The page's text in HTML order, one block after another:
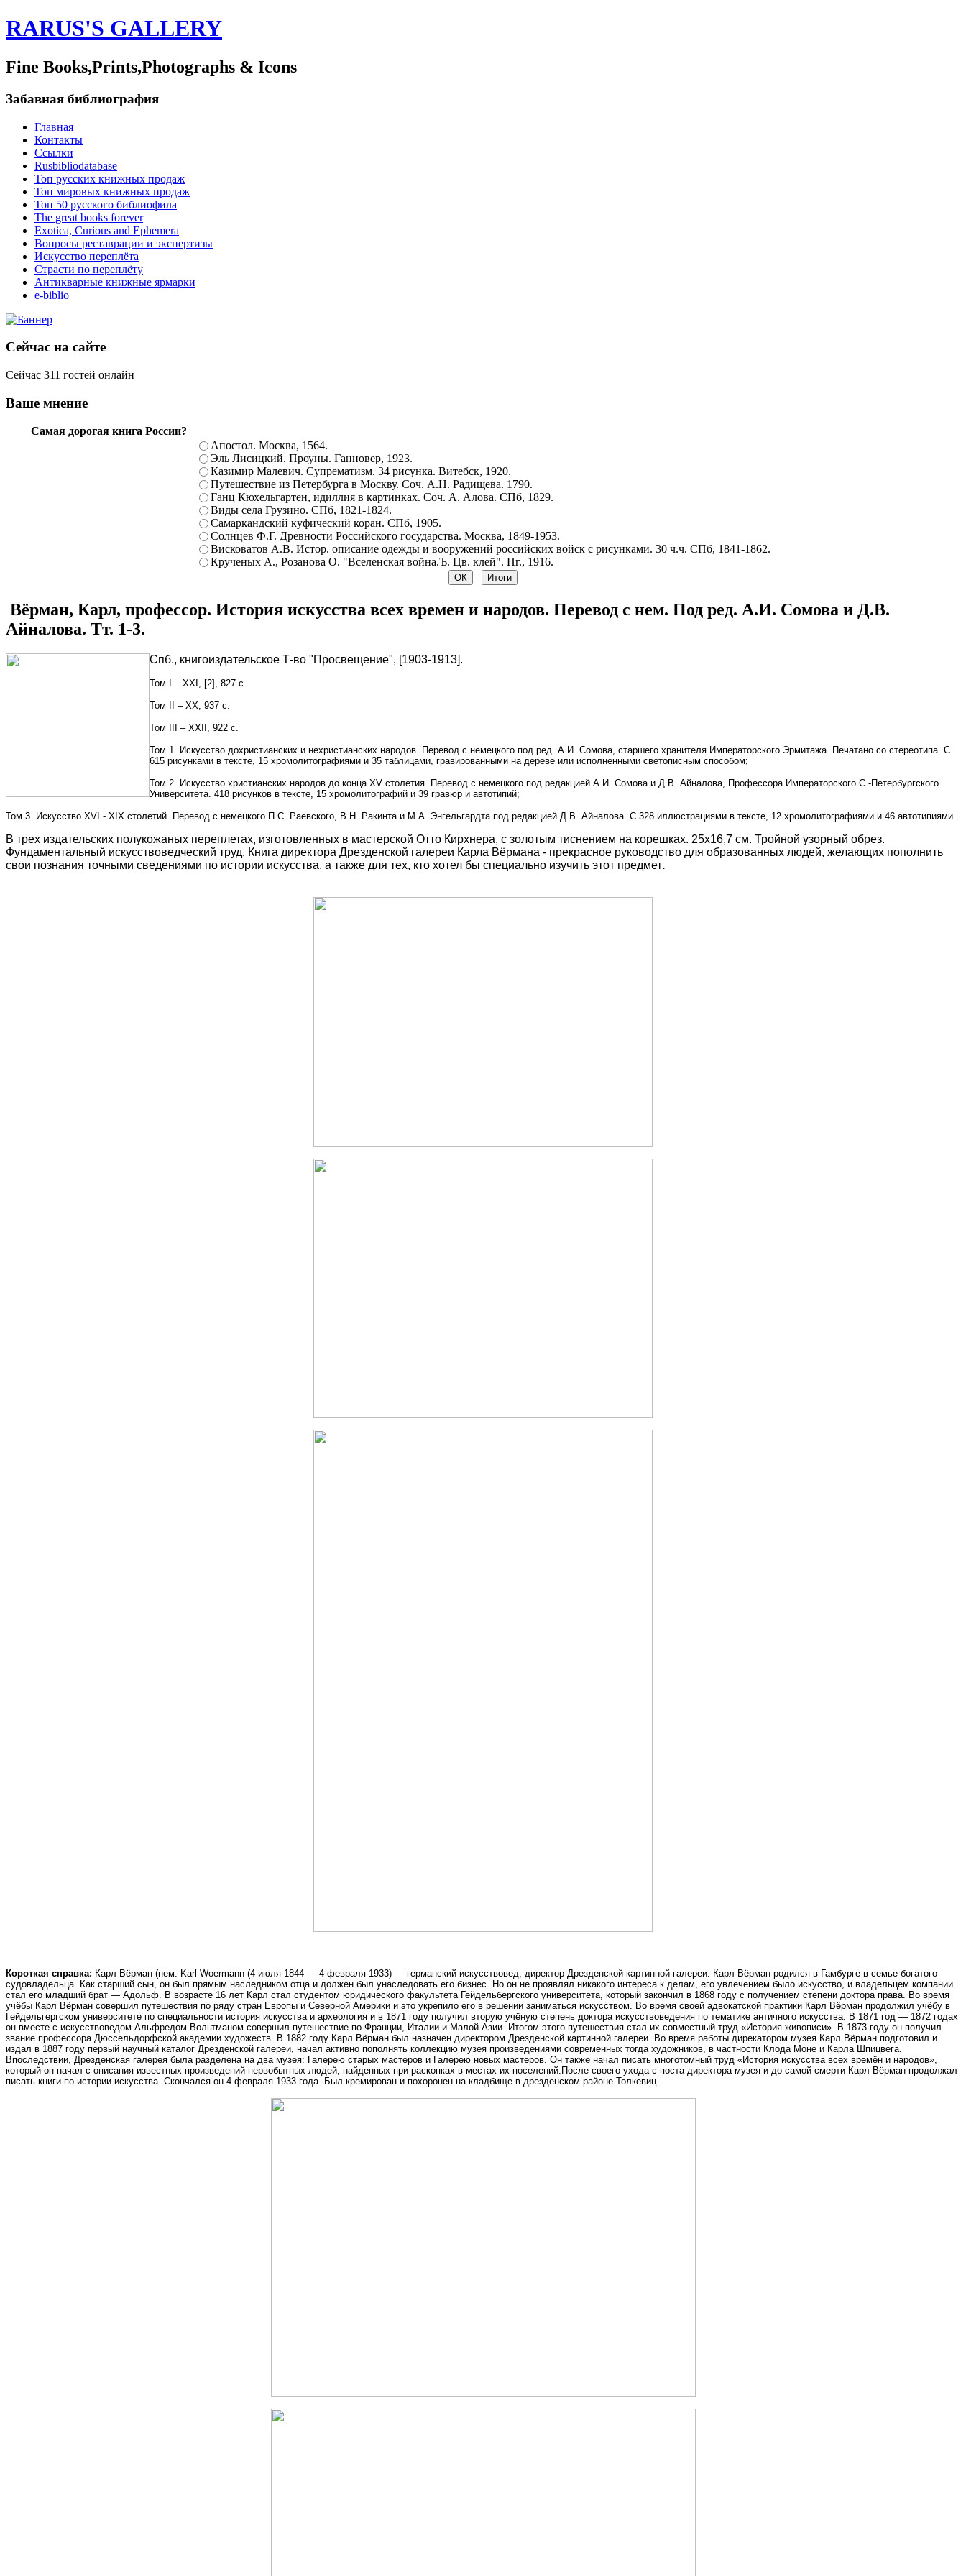
RARUS'S GALLERY
Fine Books,Prints,Photographs & Icons
Забавная библиография
Главная
Контакты
Ссылки
Rusbibliodatabase
Топ русских книжных продаж
Топ мировых книжных продаж
Топ 50 русского библиофила
The great books forever
Exotica, Curious and Ephemera
Вопросы реставрации и экспертизы
Искусство переплёта
Страсти по переплёту
Антикварные книжные ярмарки
e-biblio
Сейчас на сайте
Сейчас 311 гостей онлайн
Ваше мнение
Самая дорогая книга России?
Апостол. Москва, 1564.
Эль Лисицкий. Проуны. Ганновер, 1923.
Казимир Малевич. Супрематизм. 34 рисунка. Витебск, 1920.
Путешествие из Петербурга в Москву. Соч. А.Н. Радищева. 1790.
Ганц Кюхельгартен, идиллия в картинках. Соч. А. Алова. СПб, 1829.
Виды села Грузино. СПб, 1821-1824.
Самаркандский куфический коран. СПб, 1905.
Солнцев Ф.Г. Древности Российского государства. Москва, 1849-1953.
Висковатов А.В. Истор. описание одежды и вооружений российских войск с рисунками. 30 ч.ч. СПб, 1841-1862.
Крученых А., Розанова О. "Вселенская война.Ъ. Цв. клей". Пг., 1916.
Вёрман, Карл, профессор. История искусства всех времен и народов. Перевод с нем. Под ред. А.И. Сомова и Д.В.
Айналова. Тт. 1-3.
Спб., книгоиздательское Т-во "Просвещение", [1903-1913].
Том I – XXI, [2], 827 с.
Том II – XX, 937 с.
Том III – XXII, 922 с.
Том 1. Искусство дохристианских и нехристианских народов. Перевод с немецкого под ред. А.И. Сомова, старшего хранителя Императорского Эрмитажа. Печатано со стереотипа. С
615 рисунками в тексте, 15 хромолитографиями и 35 таблицами, гравированными на дереве или исполненными светописным способом;
Том 2. Искусство христианских народов до конца XV столетия. Перевод с немецкого под редакцией А.И. Сомова и Д.В. Айналова, Профессора Императорского С.-Петербургского
Университета. 418 рисунков в тексте, 15 хромолитографий и 39 гравюр и автотипий;
Том 3. Искусство XVI - XIX столетий. Перевод с немецкого П.С. Раевского, В.Н. Ракинта и М.А. Энгельгардта под редакцией Д.В. Айналова. С 328 иллюстрациями в тексте, 12 хромолитографиями и 46 автотипиями.
В трех издательских полукожаных переплетах, изготовленных в мастерской Отто Кирхнера, с золотым тиснением на корешках. 25х16,7 см. Тройной узорный обрез.
Фундаментальный искусствоведческий труд. Книга директора Дрезденской галереи Карла Вёрмана - прекрасное руководство для образованных людей, желающих пополнить
свои познания точными сведениями по истории искусства, а также для тех, кто хотел бы специально изучить этот предмет.
Короткая справка: Карл Вёрман (нем. Karl Woermann (4 июля 1844 — 4 февраля 1933) — германский искусствовед, директор Дрезденской картинной галереи. Карл Вёрман родился в Гамбурге в семье богатого
судовладельца. Как старший сын, он был прямым наследником отца и должен был унаследовать его бизнес. Но он не проявлял никакого интереса к делам, его увлечением было искусство, и владельцем компании
стал его младший брат — Адольф. В возрасте 16 лет Карл стал студентом юридического факультета Гейдельбергского университета, который закончил в 1868 году с получением степени доктора права. Во время
учёбы Карл Вёрман совершил путешествия по ряду стран Европы и Северной Америки и это укрепило его в решении заниматься искусством. Во время своей адвокатской практики Карл Вёрман продолжил учёбу в
Гейдельгергском университете по специальности история искусства и археология и в 1871 году получил вторую учёную степень доктора искусствоведения по тематике античного искусства. В 1871 год — 1872 годах
он вместе с искусствоведом Альфредом Вольтманом совершил путешествие по Франции, Италии и Малой Азии. Итогом этого путешествия стал их совместный труд «История живописи». В 1873 году он получил
звание профессора Дюссельдорфской академии художеств. В 1882 году Карл Вёрман был назначен директором Дрезденской картинной галереи. Во время работы дирекатором музея Карл Вёрман подготовил и
издал в 1887 году первый научный каталог Дрезденской галереи, начал активно пополнять коллекцию музея произведениями современных тогда художников, в частности Клода Моне и Карла Шпицвега.
Впоследствии, Дрезденская галерея была разделена на два музея: Галерею старых мастеров и Галерею новых мастеров. Он также начал писать многотомный труд «История искусства всех времён и народов»,
который он начал с описания известных произведений первобытных людей, найденных при раскопках в местах их поселений.После своего ухода с поста директора музея и до самой смерти Карл Вёрман продолжал
писать книги по истории искусства. Скончался он 4 февраля 1933 года. Был кремирован и похоронен на кладбище в дрезденском районе Толкевиц.